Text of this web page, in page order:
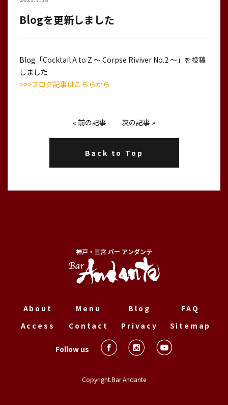
Blogを更新しました
Blog「Cocktail A to Z 〜 Corpse Riviver No.2 〜」を投稿
しました
>>>ブログ記事はこちらから
« 前の記事 次の記事 »
Back to Top
神戸・三宮 バー アンダンテ
About Menu Blog
FAQ
Access
Contact Privacy Sitemap
Follow us
Copyright.Bar Andante